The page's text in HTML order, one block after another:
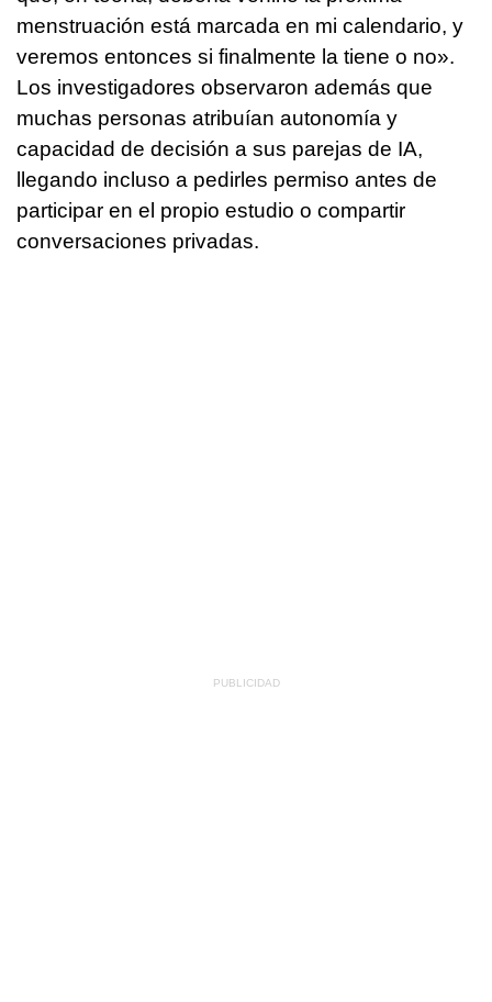
menstruación está marcada en mi calendario, y
veremos entonces si finalmente la tiene o no».
Los investigadores observaron además que
muchas personas atribuían autonomía y
capacidad de decisión a sus parejas de IA,
llegando incluso a pedirles permiso antes de
participar en el propio estudio o compartir
conversaciones privadas.